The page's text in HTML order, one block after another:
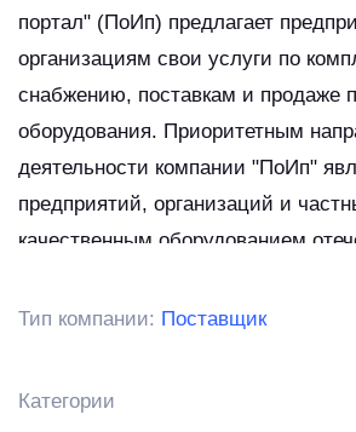
портал" (ПоИп) предлагает
организациям свои услуги по
снабжению, поставкам и продаже
оборудования. Приоритетным
деятельности компании "ПоИп"
предприятий, организаций и
качественным оборудованием
все возможные потребности
Тип компании: Поставщик
Категории